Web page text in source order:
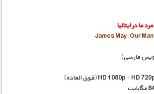
ما در ایتالیا
James May: Our
فارسی)